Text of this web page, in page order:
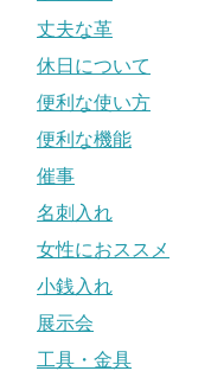
丈夫な革
休日について
便利な使い方
便利な機能
催事
名刺入れ
女性におススメ
小銭入れ
展示会
工具・金具